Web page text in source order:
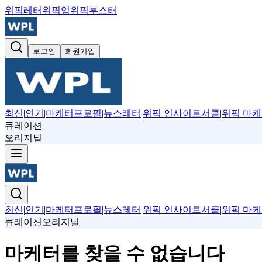
위픽레터 위픽업위픽부스터
로그인 회원가입
최신|인기 |마케터프로필|뉴스레터 |위픽 인사이트서클|위픽 마케
큐레이션
오리지널
최신|인기 |마케터프로필|뉴스레터 |위픽 인사이트서클|위픽 마케
큐레이션 오리지널
마케터를 찾을 수 없습니다